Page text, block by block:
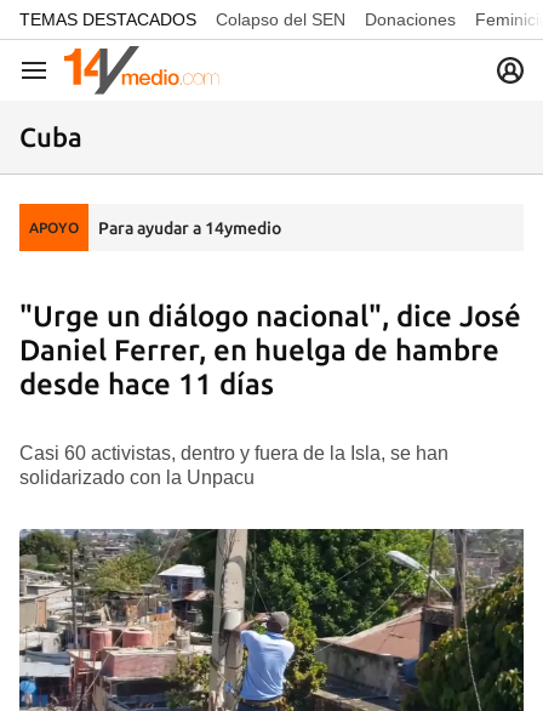
common.go-to-content
TEMAS DESTACADOS Colapso del SEN Donaciones
Navegación
Cuba
APOYO Para ayudar a 14ymedio
"Urge un diálogo nacional", dice José
Daniel Ferrer, en huelga de hambre
desde hace 11 días
Casi 60 activistas, dentro y fuera de la Isla, se han
solidarizado con la Unpacu